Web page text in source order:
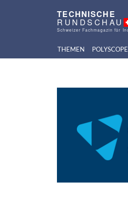
TECHNISCHE
RUNDSCHAU
Schweizer Fachmagazin für
THEMEN POLYSCOPE